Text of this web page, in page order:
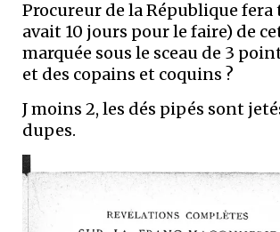
Procureur de la République
avait 10 jours pour le faire) de
marquée sous le sceau de 3
et des copains et coquins ?
J moins 2, les dés pipés sont
dupes.